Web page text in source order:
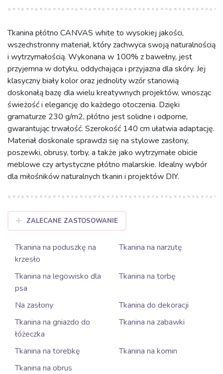
Tkanina płótno CANVAS white to wysokiej jakości,
wszechstronny materiał, który zachwyca swoją naturalnością
i wytrzymałością. Wykonana w 100% z bawełny, jest
przyjemna w dotyku, oddychająca i przyjazna dla skóry. Jej
klasyczny biały kolor oraz jednolity wzór stanowią
doskonałą bazę dla wielu kreatywnych projektów, wnosząc
świeżość i elegancję do każdego otoczenia. Dzięki
gramaturze 230 g/m2, płótno jest solidne i odporne,
gwarantując trwałość. Szerokość 140 cm ułatwia adaptację.
Materiał doskonale sprawdzi się na stylowe zasłony,
poszewki, obrusy, torby, a także jako wytrzymałe obicie
meblowe czy artystyczne płótno malarskie. Idealny wybór
dla miłośników naturalnych tkanin i projektów DIY.
ZALECANE ZASTOSOWANIE
Tkanina na poduszkę na
krzesło
Tkanina na narzutę
Tkanina na legowisko dla
psa
Tkanina na torbę
Na zasłony
Tkanina do dekoracji
Tkanina na gniazdo do
łóżeczka
Tkanina na zabawki
Tkanina na torebkę
Tkanina na komin
Tkanina na obrus